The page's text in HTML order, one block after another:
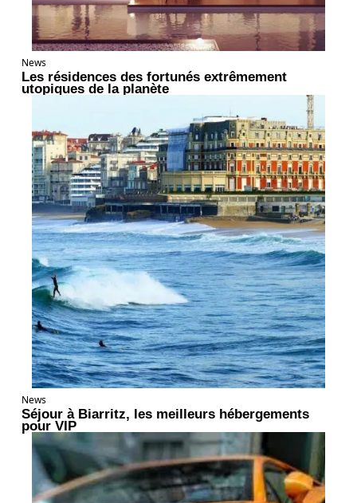
News
Les résidences des fortunés extrêmement
utopiques de la planète
News
Séjour à Biarritz, les meilleurs hébergements
pour VIP